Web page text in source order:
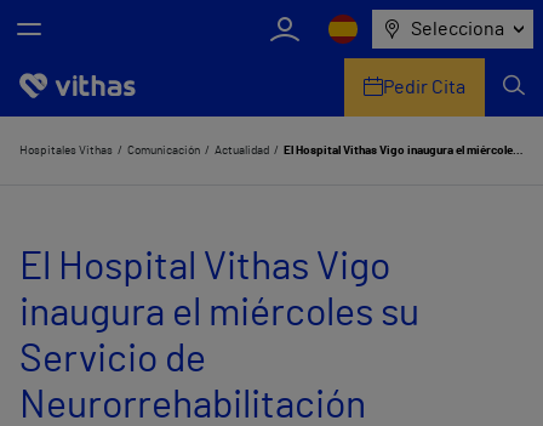
Selecciona
Nosotros
Servicios de salud
Equipo médico y asistencial
Pedir Cita
Hospitales Vithas Comunicación Actualidad El Hospital Vithas Vigo inaugura el miércoles su Servicio de Neurorrehabilitación
El Hospital Vithas Vigo
inaugura el miércoles su
Servicio de
Neurorrehabilitación